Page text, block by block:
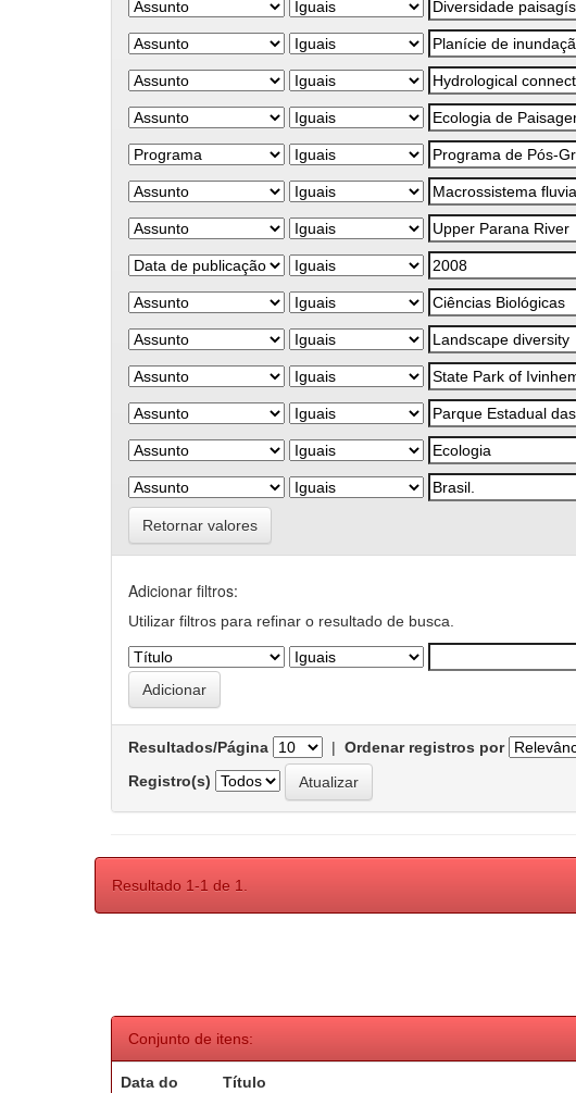
Retornar valores
Adicionar filtros:
Utilizar filtros para refinar o resultado de busca.
Resultados/Página | Ordenar registros por
Registro(s)
Resultado 1-1 de 1.
Conjunto de itens:
Data do Título